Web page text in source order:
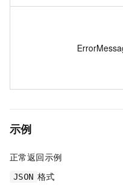
示例
正常返回示例
JSON 格式